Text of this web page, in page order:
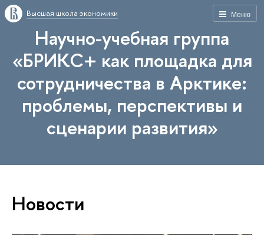
Меню
Высшая школа экономики
Научно-учебная группа
«БРИКС+ как площадка для
сотрудничества в Арктике:
проблемы, перспективы и
сценарии развития»
Новости